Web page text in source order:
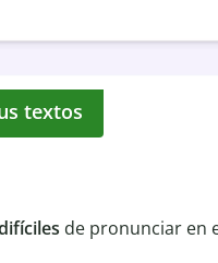
textos
de pronunciar en